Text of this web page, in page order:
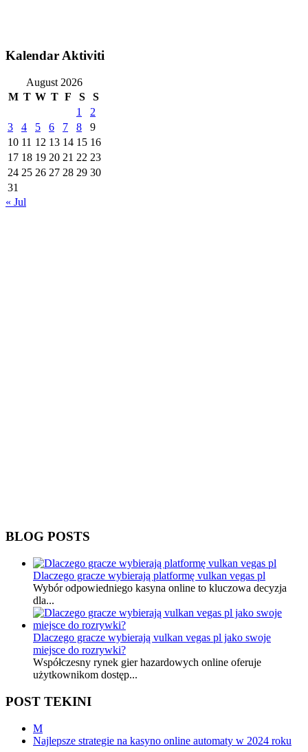
Kalendar Aktiviti
August 2026
M T W T F S
S
1
2
3
4 5 6 7 8
9
10 11 12 13 14 15 16
17 18 19 20 21 22 23
24 25 26 27 28 29 30
31
« Jul
BLOG POSTS
Dlaczego gracze wybierają platformę vulkan vegas pl
Wybór odpowiedniego kasyna online to kluczowa decyzja
dla...
Dlaczego gracze wybierają vulkan vegas pl jako swoje
miejsce do rozrywki?
Współczesny rynek gier hazardowych online oferuje
użytkownikom dostęp...
POST TEKINI
M
Najlepsze strategie na kasyno online automaty w 2024 roku